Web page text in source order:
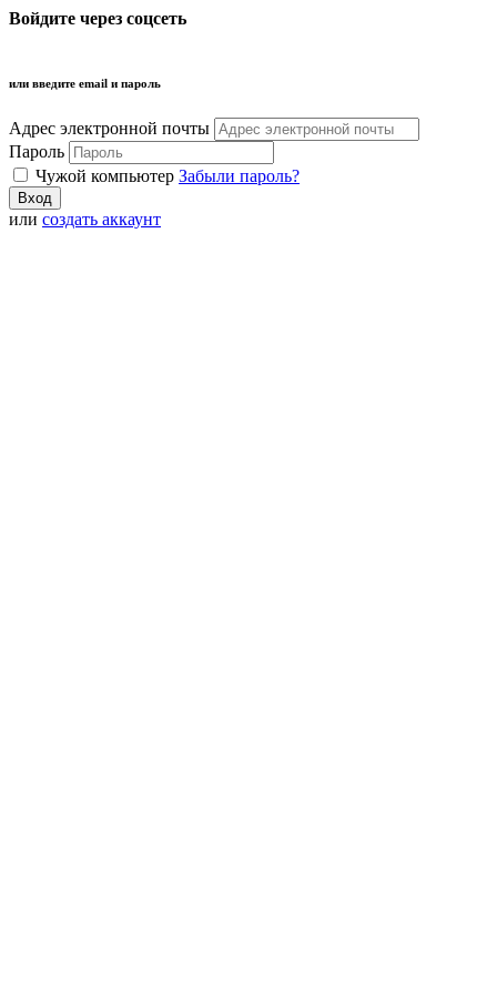
Войдите через соцсеть
или введите email и пароль
Адрес электронной почты
Пароль
Чужой компьютер Забыли пароль?
или создать аккаунт